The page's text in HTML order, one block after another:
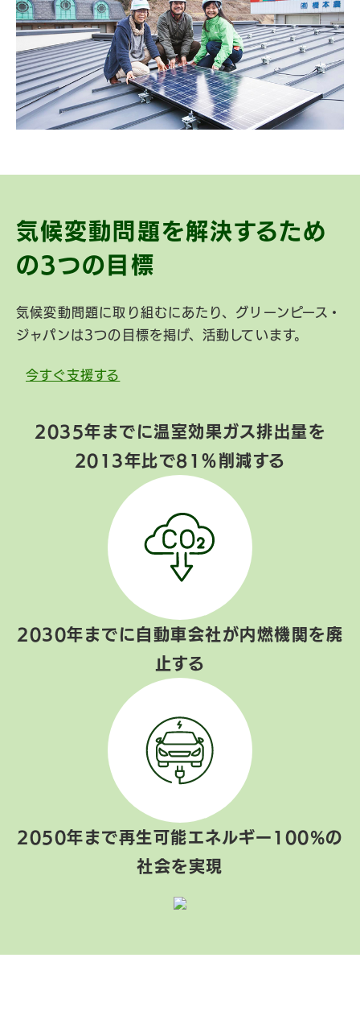
気候変動問題を解決するため
の3つの目標
気候変動問題に取り組むにあたり、グリーンピース・
ジャパンは3つの目標を掲げ、活動しています。
今すぐ支援する
2035年までに温室効果ガス排出量を
2013年比で81％削減する
2030年までに自動車会社が内燃機関を廃
止する
2050年まで再生可能エネルギー100%の
社会を実現